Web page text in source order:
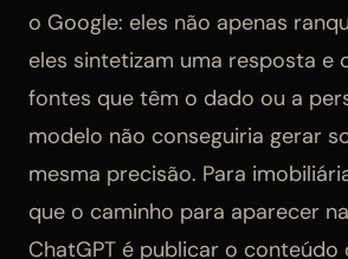
o Google: eles não apenas
eles sintetizam uma resposta e
fontes que têm o dado ou a
modelo não conseguiria gerar
mesma precisão. Para
que o caminho para aparecer
ChatGPT é publicar o conteúdo